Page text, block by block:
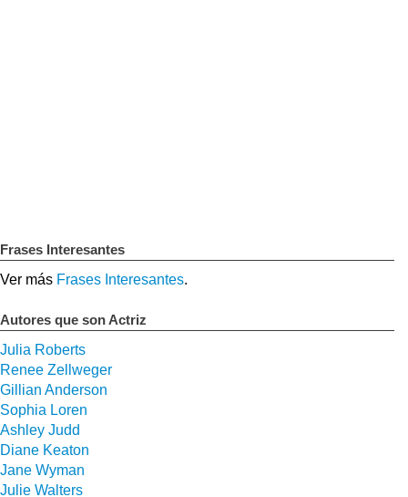
Frases Interesantes
Ver más Frases Interesantes.
Autores que son Actriz
Julia Roberts
Renee Zellweger
Gillian Anderson
Sophia Loren
Ashley Judd
Diane Keaton
Jane Wyman
Julie Walters